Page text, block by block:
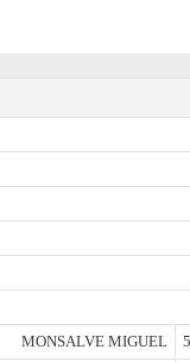
MONSALVE MIGUEL